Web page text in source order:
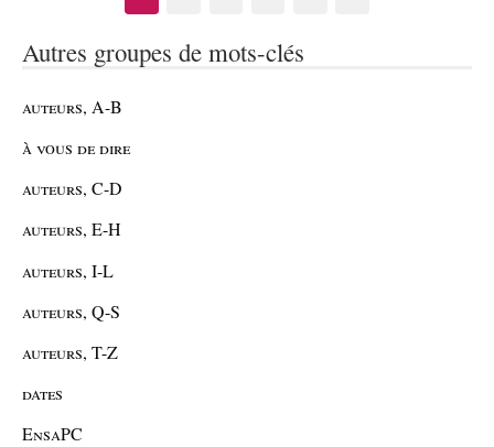
Autres groupes de mots-clés
auteurs, A-B
à vous de dire
auteurs, C-D
auteurs, E-H
auteurs, I-L
auteurs, Q-S
auteurs, T-Z
dates
EnsaPC